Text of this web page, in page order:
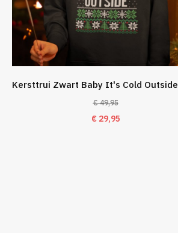
Kersttrui Zwart Baby It's Cold Outside
€49,95
Oorspronkelijke
€29,95Huidige